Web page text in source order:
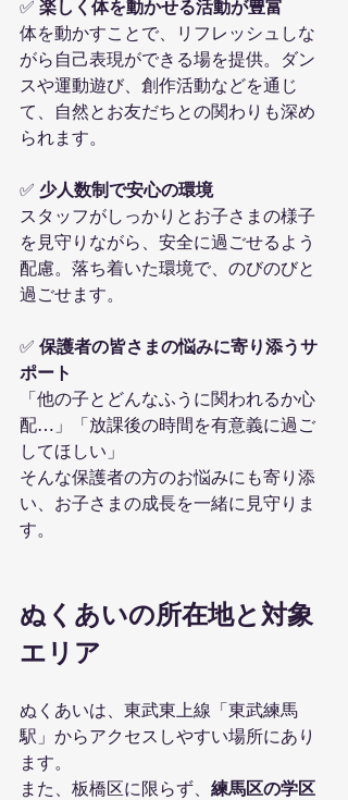
✅ 楽しく体を動かせる活動が豊富
体を動かすことで、リフレッシュしな
がら自己表現ができる場を提供。ダン
スや運動遊び、創作活動などを通じ
て、自然とお友だちとの関わりも深め
られます。
✅ 少人数制で安心の環境
スタッフがしっかりとお子さまの様子
を見守りながら、安全に過ごせるよう
配慮。落ち着いた環境で、のびのびと
過ごせます。
✅ 保護者の皆さまの悩みに寄り添うサ
ポート
「他の子とどんなふうに関われるか心
配…」「放課後の時間を有意義に過ご
してほしい」
そんな保護者の方のお悩みにも寄り添
い、お子さまの成長を一緒に見守りま
す。
ぬくあいの所在地と対象
エリア
ぬくあいは、東武東上線「東武練馬
駅」からアクセスしやすい場所にあり
ます。
また、板橋区に限らず、 練馬区の学区